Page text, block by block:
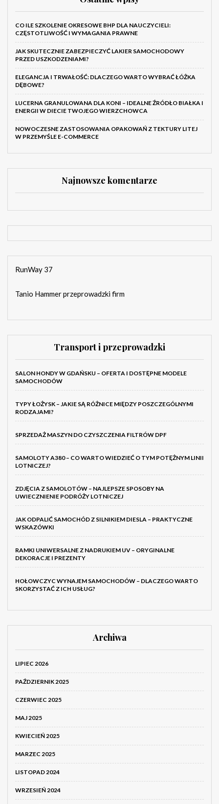
CO ILE SZKOLENIE OKRESOWE BHP DLA NAUCZYCIELI:
CZĘSTOTLIWOŚĆ I WYMAGANIA PRAWNE
JAK SKUTECZNIE ZABEZPIECZYĆ LAKIER SAMOCHODOWY
PRZED USZKODZENIAMI?
ELEGANCJA I TRWAŁOŚĆ: DLACZEGO WARTO WYBRAĆ ŁÓŻKA
DĘBOWE?
LUCERNA GRANULOWANA DLA KONI – IDEALNE ŹRÓDŁO BIAŁKA I
ENERGII W DIECIE TWOJEGO WIERZCHOWCA
NOWOCZESNE ZASTOSOWANIA OPAKOWAŃ Z TEKTURY LITEJ
W PRZEMYŚLE E-COMMERCE
Najnowsze komentarze
RunWay 37
Tanio Hammer przeprowadzki firm
Transport i przeprowadzki
SALON HONDY W GDAŃSKU – OFERTA I DOSTĘPNE MODELE
SAMOCHODÓW
TYPY ŁOŻYSK – JAKIE SĄ RÓŻNICE MIĘDZY POSZCZEGÓLNYMI
RODZAJAMI?
SPRZEDAŻ MASZYN DO CZYSZCZENIA FILTRÓW DPF
SAMOLOTY A380 – CO WARTO WIEDZIEĆ O TYM POTĘŻNYM LINII
LOTNICZEJ?
ZDJĘCIA Z SAMOLOTÓW – NAJLEPSZE SPOSOBY NA
UWIECZNIENIE PODRÓŻY LOTNICZEJ
JAK ODPALIĆ SAMOCHÓD Z SILNIKIEM DIESLA – PRAKTYCZNE
WSKAZÓWKI
RAMKI UNIWERSALNE Z NADRUKIEM UV – ORYGINALNE
DEKORACJE I PREZENTY
HOŁOWCZYC WYNAJEM SAMOCHODÓW – DLACZEGO WARTO
SKORZYSTAĆ Z ICH USŁUG?
Archiwa
LIPIEC 2026
PAŹDZIERNIK 2025
CZERWIEC 2025
MAJ 2025
KWIECIEŃ 2025
MARZEC 2025
LISTOPAD 2024
WRZESIEŃ 2024